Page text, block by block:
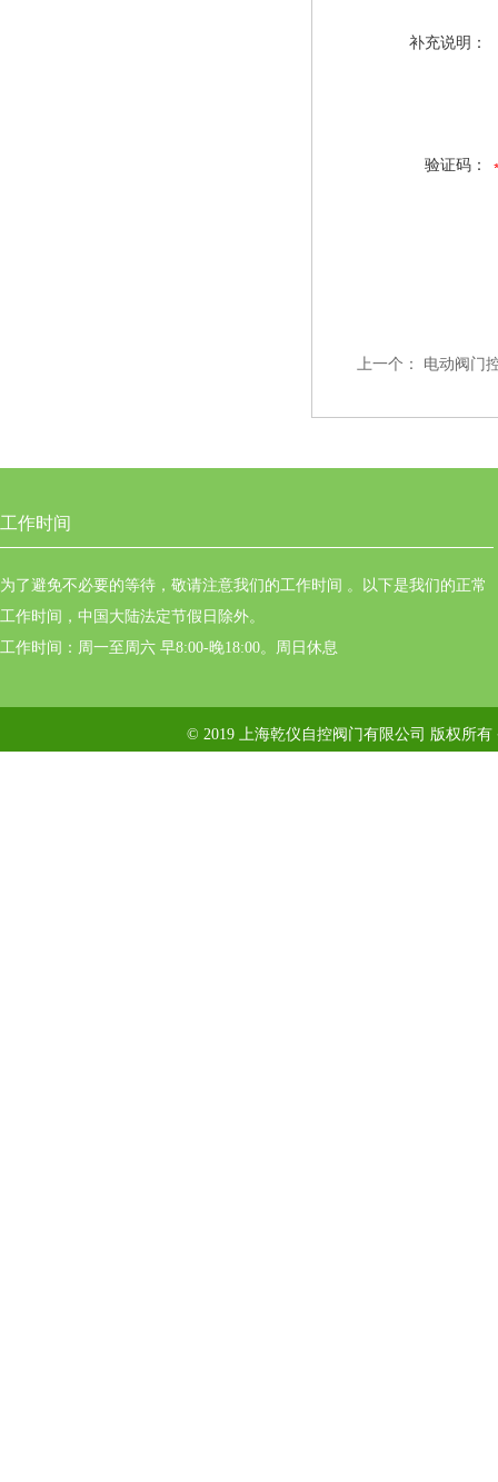
补充说明：
验证码：
上一个： 电动阀门
工作时间
为了避免不必要的等待，敬请注意我们的工作时间 。以下是我们的正常
工作时间，中国大陆法定节假日除外。
工作时间：周一至周六 早8:00-晚18:00。周日休息
© 2019 上海乾仪自控阀门有限公司 版权所有